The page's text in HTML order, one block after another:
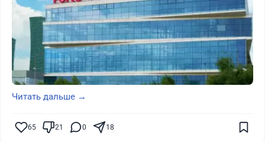
Читать дальше →
65 21 0 18